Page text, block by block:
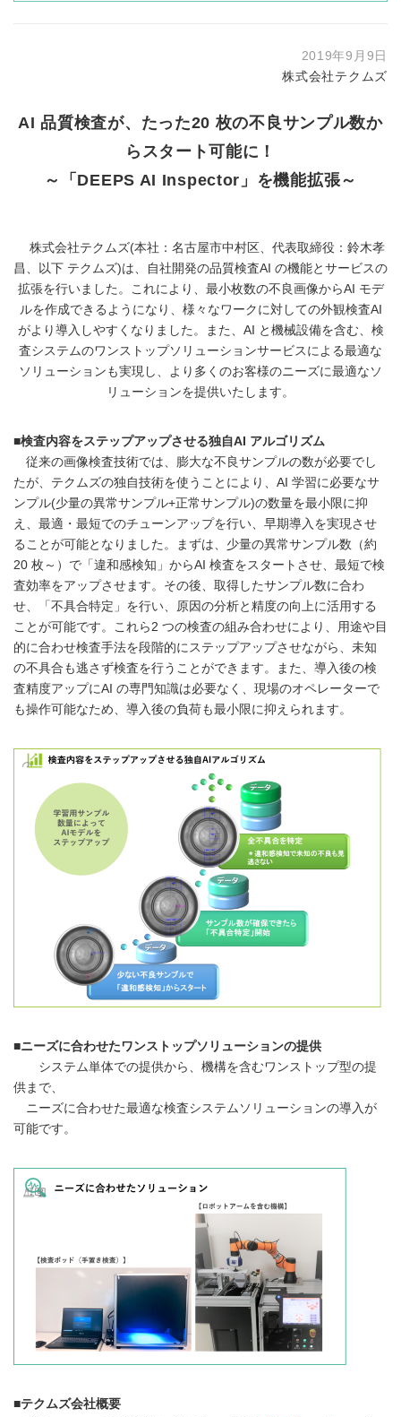
2019年9月9日
株式会社テクムズ
AI 品質検査が、たった20 枚の不良サンプル数か
らスタート可能に！
～「DEEPS AI Inspector」を機能拡張～
株式会社テクムズ(本社：名古屋市中村区、代表取締役：鈴木孝
昌、以下 テクムズ)は、自社開発の品質検査AI の機能とサービスの
拡張を行いました。これにより、最小枚数の不良画像からAI モデ
ルを作成できるようになり、様々なワークに対しての外観検査AI
がより導入しやすくなりました。また、AI と機械設備を含む、検
査システムのワンストップソリューションサービスによる最適な
ソリューションも実現し、より多くのお客様のニーズに最適なソ
リューションを提供いたします。
■検査内容をステップアップさせる独自AI アルゴリズム
従来の画像検査技術では、膨大な不良サンプルの数が必要でし
たが、テクムズの独自技術を使うことにより、AI 学習に必要なサ
ンプル(少量の異常サンプル+正常サンプル)の数量を最小限に抑
え、最適・最短でのチューンアップを行い、早期導入を実現させ
ることが可能となりました。まずは、少量の異常サンプル数（約
20 枚～）で「違和感検知」からAI 検査をスタートさせ、最短で検
査効率をアップさせます。その後、取得したサンプル数に合わ
せ、「不具合特定」を行い、原因の分析と精度の向上に活用する
ことが可能です。これら2 つの検査の組み合わせにより、用途や目
的に合わせ検査手法を段階的にステップアップさせながら、未知
の不具合も逃さず検査を行うことができます。また、導入後の検
査精度アップにAI の専門知識は必要なく、現場のオペレーターで
も操作可能なため、導入後の負荷も最小限に抑えられます。
■ニーズに合わせたワンストップソリューションの提供
システム単体での提供から、機構を含むワンストップ型の提
供まで、
ニーズに合わせた最適な検査システムソリューションの導入が
可能です。
■テクムズ会社概要